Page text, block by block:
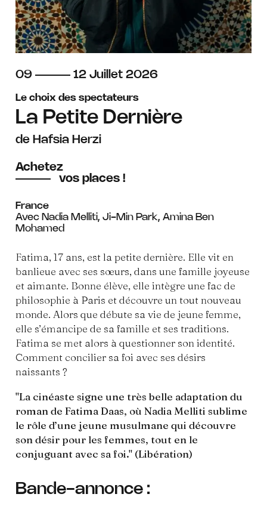
du
09 au
12 juillet
Juillet 2026
Le choix des spectateurs
La Petite Dernière
de Hafsia Herzi
Achetez
vos places !
France
Avec Nadia Melliti, Ji-Min Park, Amina Ben
Mohamed
Fatima, 17 ans, est la petite dernière. Elle vit en
banlieue avec ses sœurs, dans une famille joyeuse
et aimante. Bonne élève, elle intègre une fac de
philosophie à Paris et découvre un tout nouveau
monde. Alors que débute sa vie de jeune femme,
elle s’émancipe de sa famille et ses traditions.
Fatima se met alors à questionner son identité.
Comment concilier sa foi avec ses désirs
naissants ?
"La cinéaste signe une très belle adaptation du
roman de Fatima Daas, où Nadia Melliti sublime
le rôle d’une jeune musulmane qui découvre
son désir pour les femmes, tout en le
conjuguant avec sa foi." (Libération)
Bande-annonce :